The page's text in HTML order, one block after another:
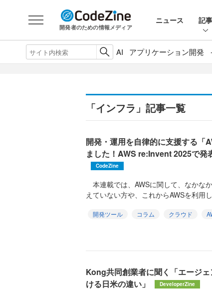
開発者のための情報メディア
ニュース 記事
AI アプリケーション開発
「インフラ」記事一覧
開発・運用を自律的に支援する
ました！AWS re:Invent 2025で発
CodeZine
本連載では、AWSに関して、なかな
えていない方や、これからAWSを利用
開発ツール コラム クラウド
Kong共同創業者に聞く「エージ
ける日米の違い」
DeveloperZine